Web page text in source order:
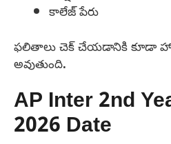
కాలేజ్ పేరు
ఫలితాలు చెక్ చేయడానికి కూడా
అవుతుంది.
AP Inter 2nd
2026 Date